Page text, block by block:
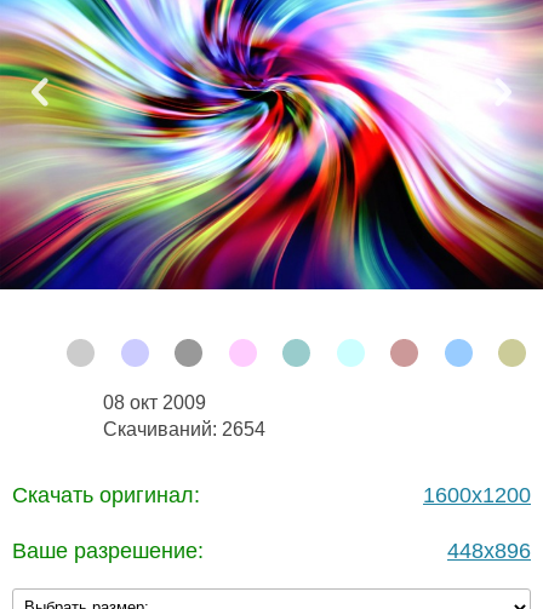
08 окт 2009
Скачиваний: 2654
Скачать оригинал: 1600x1200
Ваше разрешение: 448x896